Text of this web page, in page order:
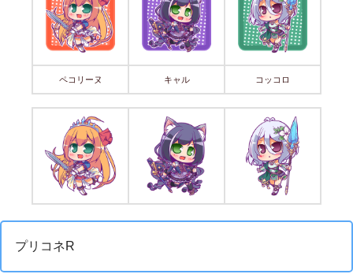
ペコリーヌ キャル コッコロ
プリコネR